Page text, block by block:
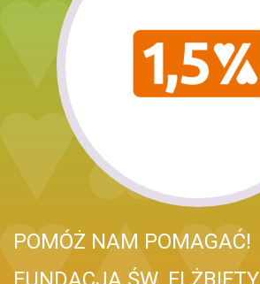
POMÓŻ NAM POMAGAĆ!